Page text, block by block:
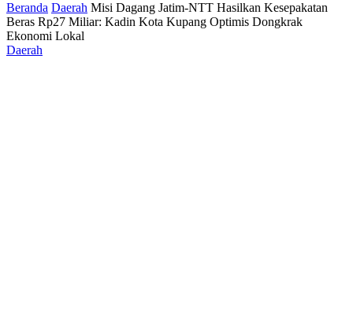
Beranda Daerah Misi Dagang Jatim-NTT Hasilkan Kesepakatan
Beras Rp27 Miliar: Kadin Kota Kupang Optimis Dongkrak
Ekonomi Lokal
Daerah